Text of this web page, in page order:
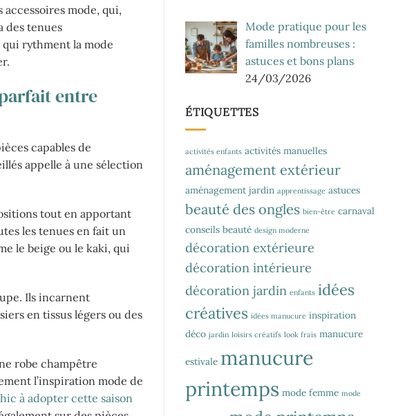
mode, qui,
des tenues
rythment la mode
entre
capables de
appelle à une sélection
tout en apportant
les tenues en fait un
le beige ou le kaki, qui
Ils incarnent
en tissus légers ou des
robe champêtre
l’inspiration mode de
à adopter cette saison
Mode pratique pour les
familles nombreuses :
astuces et bons plans
24/03/2026
ÉTIQUETTES
activités enfants activités manuelles
aménagement extérieur
aménagement jardin apprentissage astuces
beauté des ongles bien-être carnaval
conseils beauté design moderne
décoration extérieure
décoration intérieure
décoration jardin enfants idées
créatives idées manucure inspiration
déco jardin loisirs créatifs look frais manucure
estivale manucure
printemps mode femme mode